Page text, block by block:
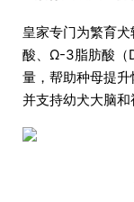
皇家专门为繁育
酸、Ω-3脂肪酸（
量，帮助种母提
并支持幼犬大脑和